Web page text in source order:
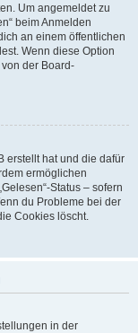
Um angemeldet zu
beim Anmelden
an einem öffentlichen
Wenn diese Option
der Board-
erstellt hat und die dafür
ermöglichen
Status – sofern
du Probleme bei der
Cookies löscht.
in der